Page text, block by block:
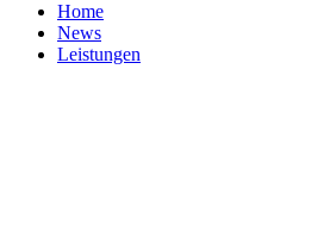
Home
News
Leistungen